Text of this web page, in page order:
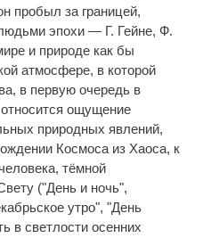
пробыл за границей,
эпохи — Г. Гейне, Ф.
и природе как бы
атмосфере, в которой
в первую очередь в
ощущение
природных явлений,
Космоса из Хаоса, к
тёмной
("День и ночь",
утро", "День
в светлости осенних